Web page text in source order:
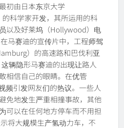
初由日本东京大学
的科学家开发，其所运用的科
以及好莱坞（Hollywood）电
马赛迪的宣传片中，工程师驾
）的高速路和巴伐利亚
这辆隐形马赛迪的出现让路人
相信自己的眼睛。在优管
频引发网友们的热议。一些人
免地发生严重相撞事故，其他
可以在任何地方停车而不用担
将大规模生产氢动力车，不